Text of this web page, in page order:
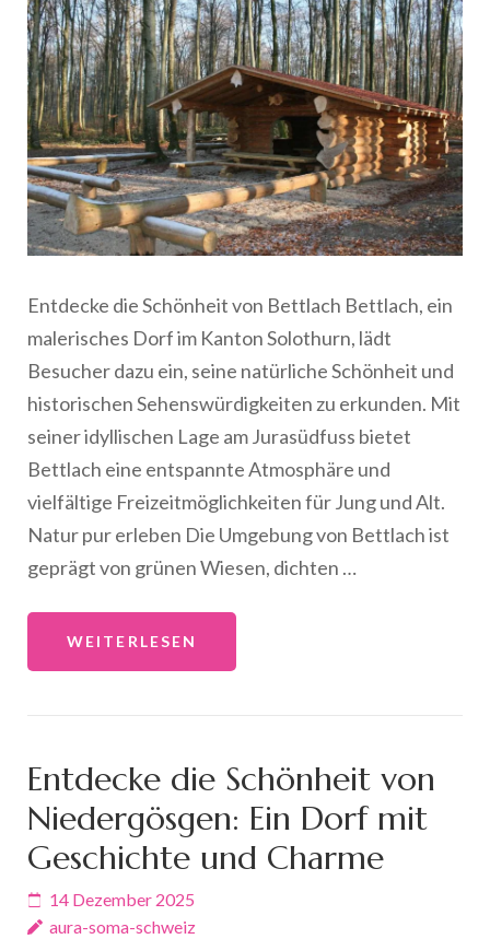
Entdecke die Schönheit von Bettlach Bettlach, ein
malerisches Dorf im Kanton Solothurn, lädt
Besucher dazu ein, seine natürliche Schönheit und
historischen Sehenswürdigkeiten zu erkunden. Mit
seiner idyllischen Lage am Jurasüdfuss bietet
Bettlach eine entspannte Atmosphäre und
vielfältige Freizeitmöglichkeiten für Jung und Alt.
Natur pur erleben Die Umgebung von Bettlach ist
geprägt von grünen Wiesen, dichten …
WEITERLESEN
Entdecke die Schönheit von
Niedergösgen: Ein Dorf mit
Geschichte und Charme
14 Dezember 2025
aura-soma-schweiz